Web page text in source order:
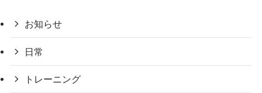
お知らせ
日常
トレーニング